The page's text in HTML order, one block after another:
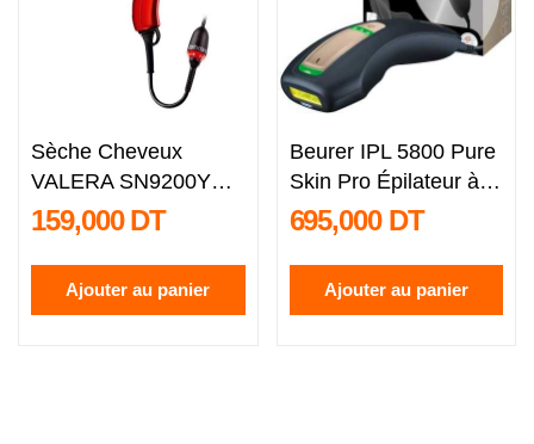
Sèche Cheveux
VALERA SN9200YRC
2000W - Rouge
159,000 DT
Ajouter au panier
Beurer IPL 5800 Pure
Skin Pro Épilateur à
la...
695,000 DT
Ajouter au panier